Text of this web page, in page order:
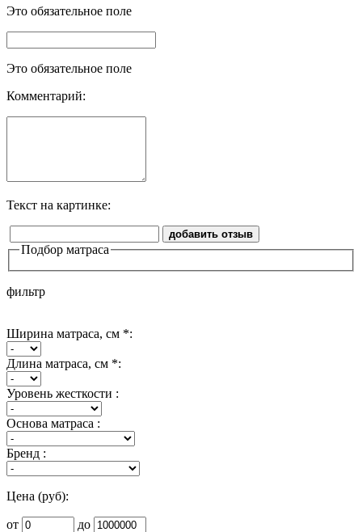
Это обязательное поле
Это обязательное поле
Комментарий:
Текст на картинке:
добавить отзыв
Подбор матраса
фильтр
Ширина матраса, см *:
Длина матраса, см *:
Уровень жесткости :
Основа матраса :
Бренд :
Цена (руб):
от до